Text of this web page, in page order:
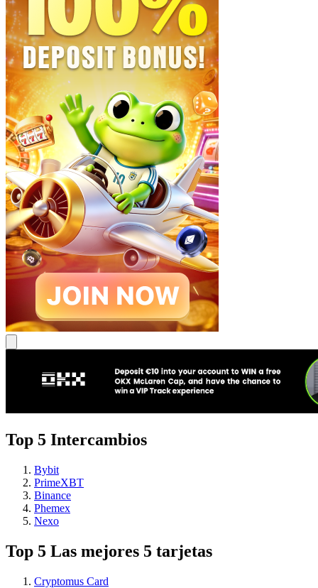
Top 5 Intercambios
Bybit
PrimeXBT
Binance
Phemex
Nexo
Top 5 Las mejores 5 tarjetas
Cryptomus Card